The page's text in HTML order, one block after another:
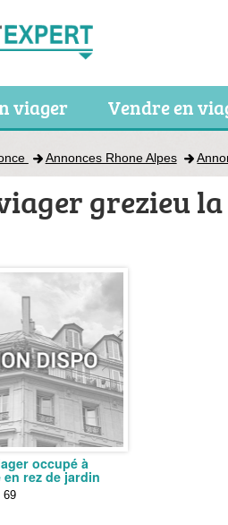
viager Vendre en
Annonces Rhone Alpes
grezieu
occupé à
rez de jardin
69